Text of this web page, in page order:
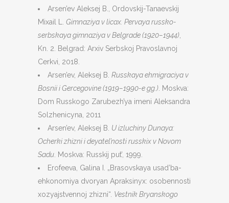
Arsen’ev Aleksej B., Ordovskij-Tanaevskij
Mixail L. Gimnaziya v licax. Pervaya russko-
serbskaya gimnaziya v Belgrade (1920–1944)
Kn. 2. Belgrad: Arxiv Serbskoj Pravoslavnoj
Cerkvi, 2018.
Arsen’ev, Aleksej B. Russkaya ehmigraciya v
Bosnii i Gercegovine (1919–1990-e gg.) . Moskva:
Dom Russkogo Zarubezh’ya imeni Aleksandra
Solzhenicyna, 2011
Arsen’ev, Aleksej B. U izluchiny Dunaya:
Ocherki zhizni i deyatel’nosti russkix v Novom
Sadu . Moskva: Russkij put’, 1999.
Erofeeva, Galina I. „Brasovskaya usad’ba-
ehkonomiya dvoryan Apraksinyx: osobennosti
xozyajstvennoj zhizni“. Vestnik Bryanskogo